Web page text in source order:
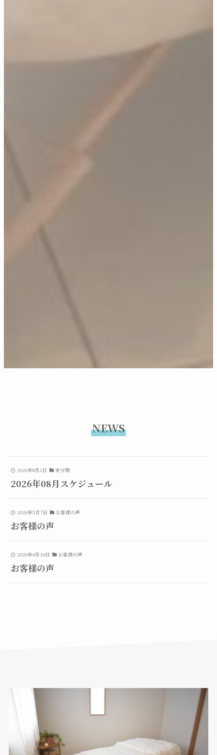
NEWS
2026年8月1日 未分類
2026年08月スケジュール
2026年5月7日 お客様の声
お客様の声
2026年4月30日 お客様の声
お客様の声